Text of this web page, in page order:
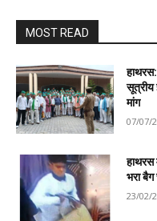
MOST READ
सूत्रीय
मांग
07/07/
हाथरस
भरा बैग
23/02/